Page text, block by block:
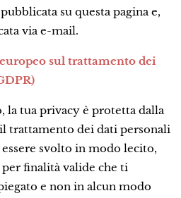
su questa pagina e,
via e-mail.
sul trattamento dei
la tua privacy è protetta dalla
trattamento dei dati personali
svolto in modo lecito,
finalità valide che ti
e non in alcun modo